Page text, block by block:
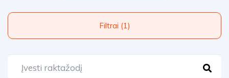
Filtrai (1)